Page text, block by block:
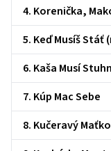
4. Korenička,
5. Keď Musíš Stáť
6. Kaša Musí
7. Kúp Mac Sebe
8. Kučeravý